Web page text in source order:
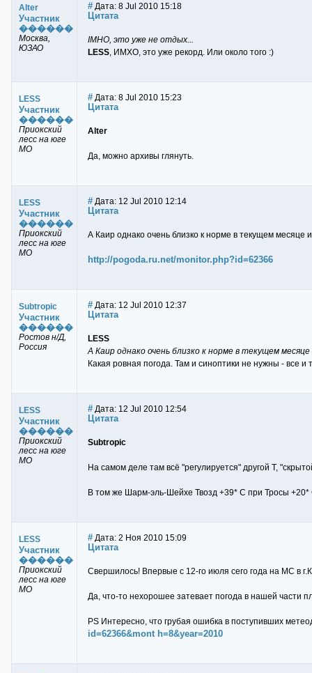
Alter
Участник
������
Москва,
ЮЗАО
# Дата: 8 Jul 2010 15:18
Цитата
IMHO, это уже не отдых...
LESS, ИМХО, это уже рекорд. Или около того :)
LESS
Участник
������
Приокский
лесс на юге
МО
# Дата: 8 Jul 2010 15:23
Цитата
Alter
Да, можно архивы глянуть.
LESS
Участник
������
Приокский
лесс на юге
МО
# Дата: 12 Jul 2010 12:14
Цитата
А Каир однако очень близко к норме в текущем месяце
http://pogoda.ru.net/monitor.php?id=62366
Subtropic
Участник
������
Ростов н/Д,
Россия
# Дата: 12 Jul 2010 12:37
Цитата
LESS
А Каир однако очень близко к норме в текущем
Какая ровная погода. Там и синоптики не нужны - все и
LESS
Участник
������
Приокский
лесс на юге
МО
# Дата: 12 Jul 2010 12:54
Цитата
Subtropic
На самом деле там всё "регулируется" другой Т,
В том же Шарм-эль-Шейхе Твозд +39* С при Тросы +20*
LESS
Участник
������
Приокский
лесс на юге
МО
# Дата: 2 Ноя 2010 15:09
Цитата
Свершилось! Впервые с 12-го июля сего года на МС в
Да, что-то нехорошее затевает погода в нашей части
PS Интересно, что грубая ошибка в поступивших
id=62366&mont h=8&year=2010